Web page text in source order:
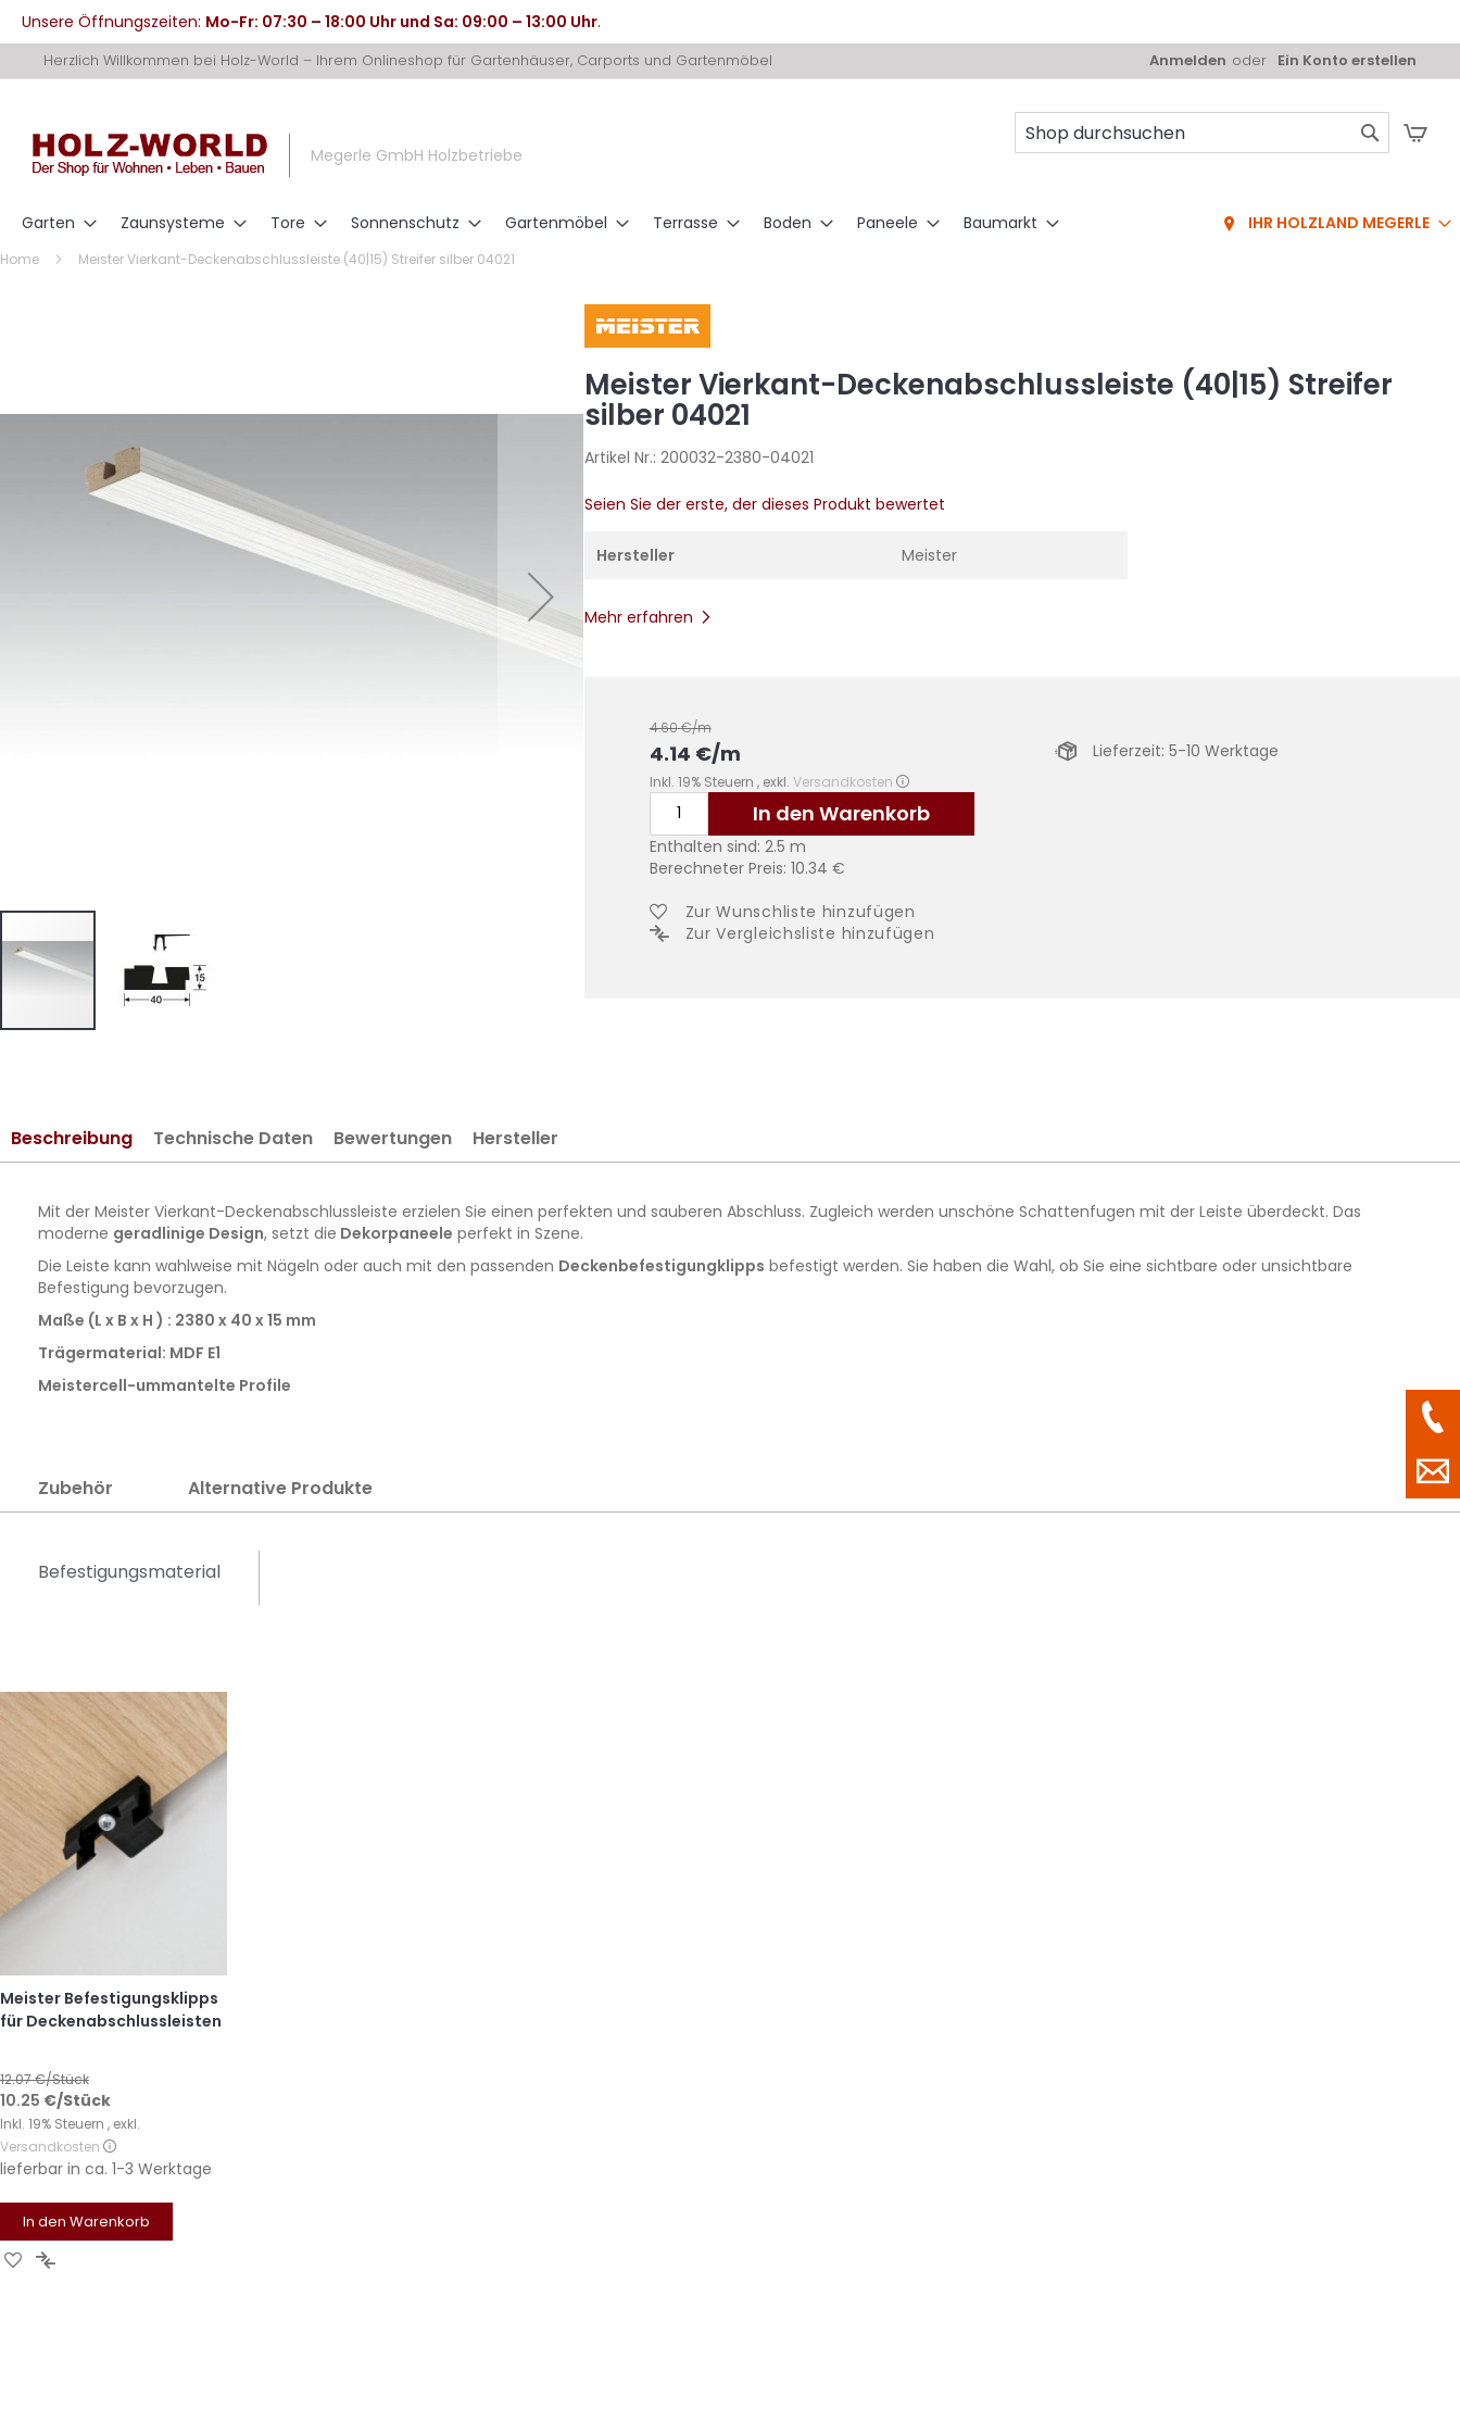
Unsere Öffnungszeiten: Mo-Fr: 07:30 – 18:00 Uhr und Sa: 09:00 – 13:00 Uhr.
zum
Herzlich Willkommen bei Holz-World – Ihrem Onlineshop für Gartenhäuser, Carports und Gartenmöbel Anmelden Ein Konto erstellen
Megerle GmbH Holzbetriebe
Garten Zaunsysteme Tore Sonnenschutz Gartenmöbel Terrasse Boden Paneele Baumarkt IHR HOLZLAND MEGERLE
Home Meister Vierkant-Deckenabschlussleiste (40|15) Streifer silber 04021
Bildergalerie
springen
Meister Vierkant-Deckenabschlussleiste (40|15) Streifer
silber 04021
Artikel Nr.: 200032-2380-04021
Seien Sie der erste, der dieses Produkt bewertet
Hersteller Meister
Mehr erfahren
4.60€/m
4.14 €/m
Inkl. 19% Steuern , exkl. Versandkosten
In den Warenkorb
Enthalten sind: 2.5 m
Berechneter Preis: 10.34 €
Lieferzeit: 5-10 Werktage
Zur Wunschliste hinzufügen
Zur Vergleichsliste hinzufügen
Beschreibung
Mit der Meister Vierkant-Deckenabschlussleiste erzielen Sie einen perfekten und sauberen Abschluss. Zugleich werden unschöne Schattenfugen mit der Leiste überdeckt. Das
moderne geradlinige Design, setzt die Dekorpaneele perfekt in Szene.
Die Leiste kann wahlweise mit Nägeln oder auch mit den passenden Deckenbefestigungklipps befestigt werden. Sie haben die Wahl, ob Sie eine sichtbare oder unsichtbare
Befestigung bevorzugen.
Maße (L x B x H ) : 2380 x 40 x 15 mm
Trägermaterial: MDF E1
Meistercell-ummantelte Profile
Technische Daten Bewertungen Hersteller
Zubehör
Befestigungsmaterial
Meister Befestigungsklipps
für Deckenabschlussleisten
12.07€/Stück
10.25 €/Stück
Inkl. 19% Steuern , exkl.
Versandkosten
lieferbar in ca. 1-3 Werktage
In den Warenkorb
Zur Zur
Alternative Produkte